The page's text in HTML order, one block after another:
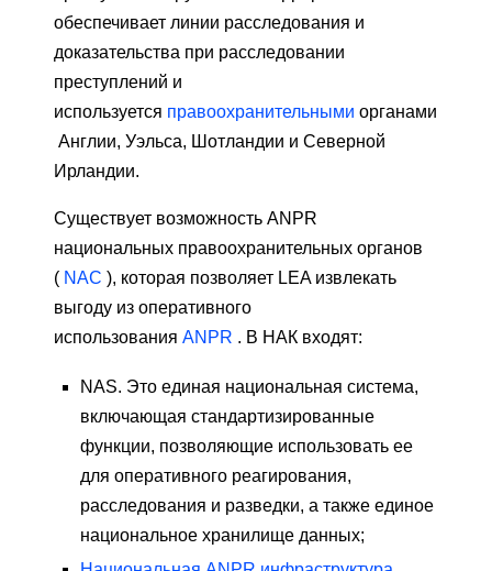
обеспечивает линии расследования и
доказательства при расследовании
преступлений и
используется правоохранительными органами
Англии, Уэльса, Шотландии и Северной
Ирландии.
Существует возможность ANPR
национальных правоохранительных органов
( NAC ), которая позволяет LEA извлекать
выгоду из оперативного
использования ANPR . В НАК входят:
NAS. Это единая национальная система,
включающая стандартизированные
функции, позволяющие использовать ее
для оперативного реагирования,
расследования и разведки, а также единое
национальное хранилище данных;